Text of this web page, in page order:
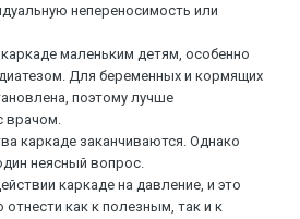
непереносимость или
маленьким детям, особенно
Для беременных и кормящих
поэтому лучше
врачом.
каркаде заканчиваются. Однако
неясный вопрос.
каркаде на давление, и это
как к полезным, так и к